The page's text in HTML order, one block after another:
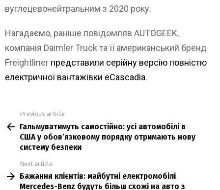
вуглецевонейтральним з 2020 року.
Нагадаємо, раніше повідомляв AUTOGEEK,
компанія Daimler Truck та її американський бренд
Freightliner представили серійну версію повністю
електричної вантажівки eCascadia.
more
Previous article
Гальмуватимуть самостійно: усі автомобілі в
США у обов’язковому порядку отримають нову
систему безпеки
Next article
Бажання клієнтів: майбутні електромобілі
Mercedes-Benz будуть більш схожі на авто з